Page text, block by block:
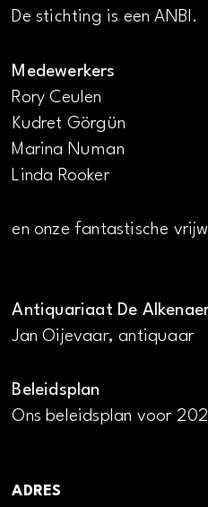
De stichting is een ANBI.
Medewerkers
Rory Ceulen
Kudret Görgün
Marina Numan
Linda Rooker
en onze fantastische
Antiquariaat De
Jan Oijevaar, antiquaar
Beleidsplan
Ons beleidsplan voor
ADRES